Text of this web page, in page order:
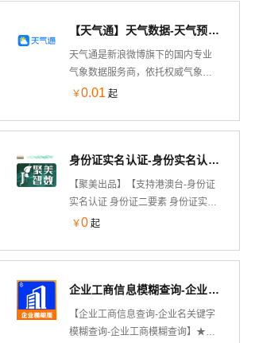
可支持高并发，全电票、数电票、
纸质票查验，全国范围增值税专用
发票、增值税普通发票、增值税电
票)、机动车销售统一发票、二手车
销售统一发票的信息等核验【赠送
【天气通】天气数据-天气预报-实况-预警-空气质量-生活指数及服务（旗舰版）
天气通是新浪微博旗下的国内专业
气象数据服务商，依托权威气象数
据源和天气通4亿用户验证的权威气
服务，包含实时天气、预报服务、
灾害预警、空气质量和生活指数等
多种工具，助力AI应用快速集成专
￥0.01 起
身份证实名认证-身份实名认证-身份证实名认证-身份证二要素-身份证实名-身份实名认证身份证实名-身份证二...
【聚美出品】【支持港澳台-身份证
实名认证 身份证二要素 身份证实名
认证 身份证实名 身份证实名认证 身
份证实名 身份证二要素 身份证实名
身份证实名 身份证二要素 身份证实
名认证 身份证实名 身份证二要素 身
￥0 起
企业工商信息模糊查询-企业信息查询-企业工商模糊查询-企业工商信息查询-企业工商信息模糊查询【数链云】
【企业工商信息查询-企业名关键字
模糊查询-企业工商模糊查询】★输